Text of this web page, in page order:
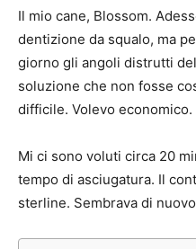
Il mio cane, Blossom.
dentizione da squalo, ma
giorno gli angoli distrutti
soluzione che non fosse
difficile. Volevo
Mi ci sono voluti circa 20
tempo di asciugatura. Il
sterline. Sembrava di